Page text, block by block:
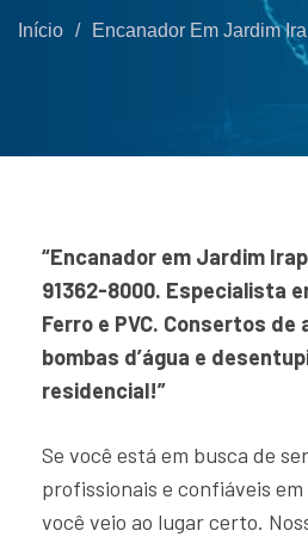
Início / Encanador Em Jardim
“Encanador em Jardim
91362-8000. Especialista
Ferro e PVC. Consertos de
bombas d’água e
residencial!”
Se você está em busca de
profissionais e confiáveis em
você veio ao lugar certo.